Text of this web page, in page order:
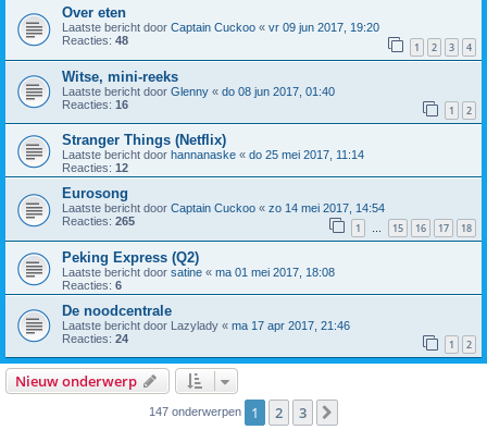
Over eten
Laatste bericht door Captain Cuckoo « vr 09 jun 2017, 19:20
Reacties: 48 1 2 3 4
Witse, mini-reeks
Laatste bericht door Glenny « do 08 jun 2017, 01:40
Reacties: 16 1 2
Stranger Things (Netflix)
Laatste bericht door hannanaske « do 25 mei 2017, 11:14
Reacties: 12
Eurosong
Laatste bericht door Captain Cuckoo « zo 14 mei 2017, 14:54
Reacties: 265 1 … 15 16 17 18
Peking Express (Q2)
Laatste bericht door satine « ma 01 mei 2017, 18:08
Reacties: 6
De noodcentrale
Laatste bericht door Lazylady « ma 17 apr 2017, 21:46
Reacties: 24 1 2
Nieuw onderwerp
147 onderwerpen 1 2 3